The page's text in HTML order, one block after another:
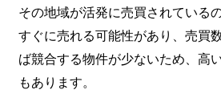
その地域が活発に売買されている
すぐに売れる可能性があり、売買
ば競合する物件が少ないため、高
もあります。